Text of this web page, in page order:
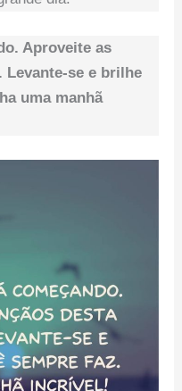
Aproveite as
Levante-se e brilhe
uma manhã